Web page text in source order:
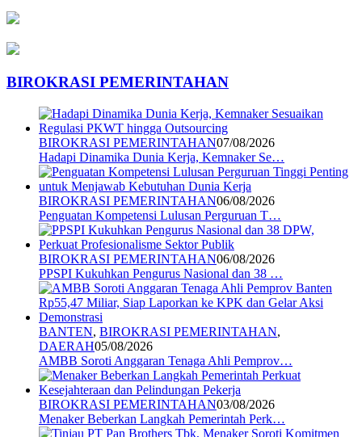
BIROKRASI PEMERINTAHAN
BIROKRASI PEMERINTAHAN07/08/2026
Hadapi Dinamika Dunia Kerja, Kemnaker Se…
BIROKRASI PEMERINTAHAN06/08/2026
Penguatan Kompetensi Lulusan Perguruan T…
BIROKRASI PEMERINTAHAN06/08/2026
PPSPI Kukuhkan Pengurus Nasional dan 38 …
BANTEN, BIROKRASI PEMERINTAHAN,
DAERAH05/08/2026
AMBB Soroti Anggaran Tenaga Ahli Pemprov…
BIROKRASI PEMERINTAHAN03/08/2026
Menaker Beberkan Langkah Pemerintah Perk…